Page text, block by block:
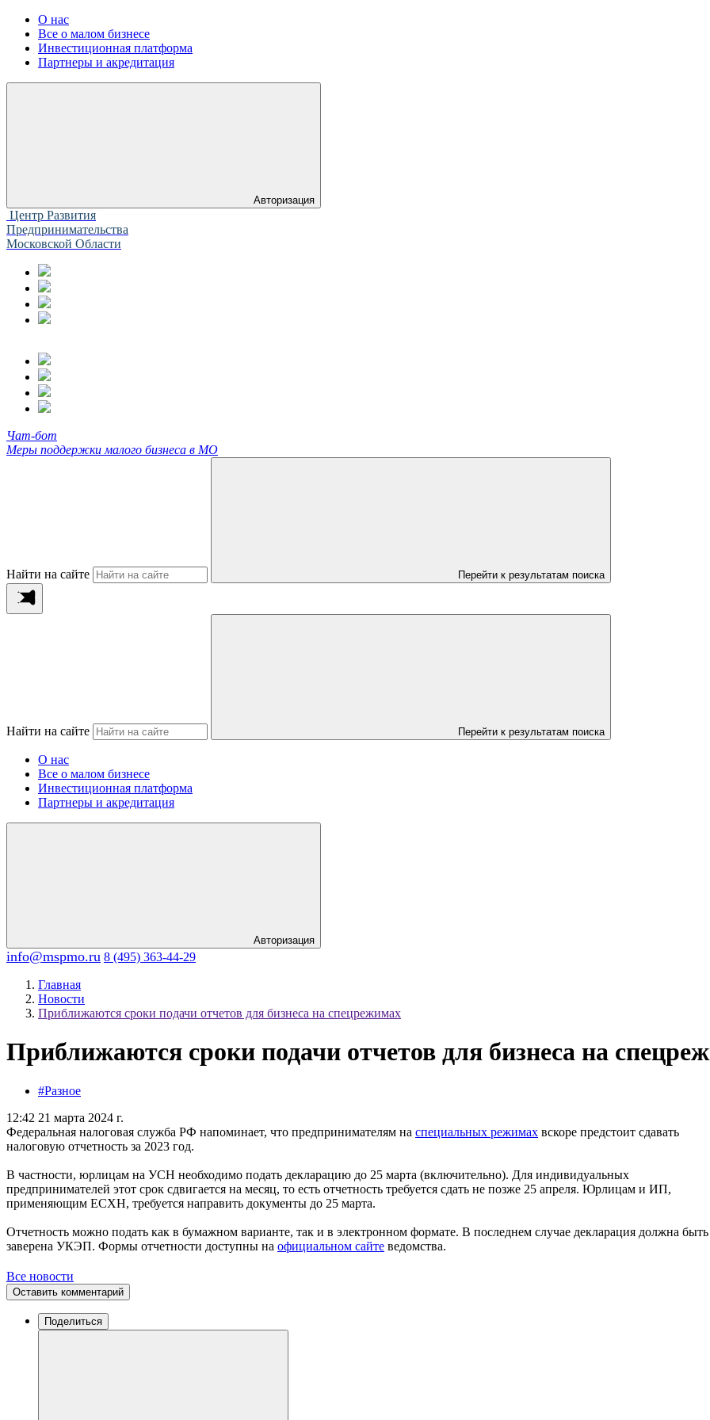
О нас
Все о малом бизнесе
Инвестиционная платформа
Партнеры и акредитация
Авторизация
Центр Развития
Предпринимательства
Московской Области
Чат-бот
Меры поддержки малого бизнеса в МО
Найти на сайте Перейти к результатам поиска
Найти на сайте Перейти к результатам поиска
О нас
Все о малом бизнесе
Инвестиционная платформа
Партнеры и акредитация
Авторизация
info@mspmo.ru 8 (495) 363-44-29
Главная
Новости
Приближаются сроки подачи отчетов для бизнеса на спецрежимах
Приближаются сроки подачи отчетов для бизнеса на
#Разное
12:42 21 марта 2024 г.
Федеральная налоговая служба РФ напоминает, что предпринимателям на специальных режимах вскоре предстоит сдавать
налоговую отчетность за 2023 год.
В частности, юрлицам на УСН необходимо подать декларацию до 25 марта (включительно). Для индивидуальных
предпринимателей этот срок сдвигается на месяц, то есть отчетность требуется сдать не позже 25 апреля. Юрлицам и ИП,
применяющим ЕСХН, требуется направить документы до 25 марта.
Отчетность можно подать как в бумажном варианте, так и в электронном формате. В последнем случае декларация должна быть
заверена УКЭП. Формы отчетности доступны на официальном сайте ведомства.
Все новости
Оставить комментарий
Поделиться